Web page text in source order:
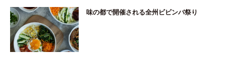
味の都で開催される全州ビビンバ祭り